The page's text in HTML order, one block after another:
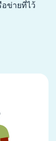
อข่ายที่ไว้